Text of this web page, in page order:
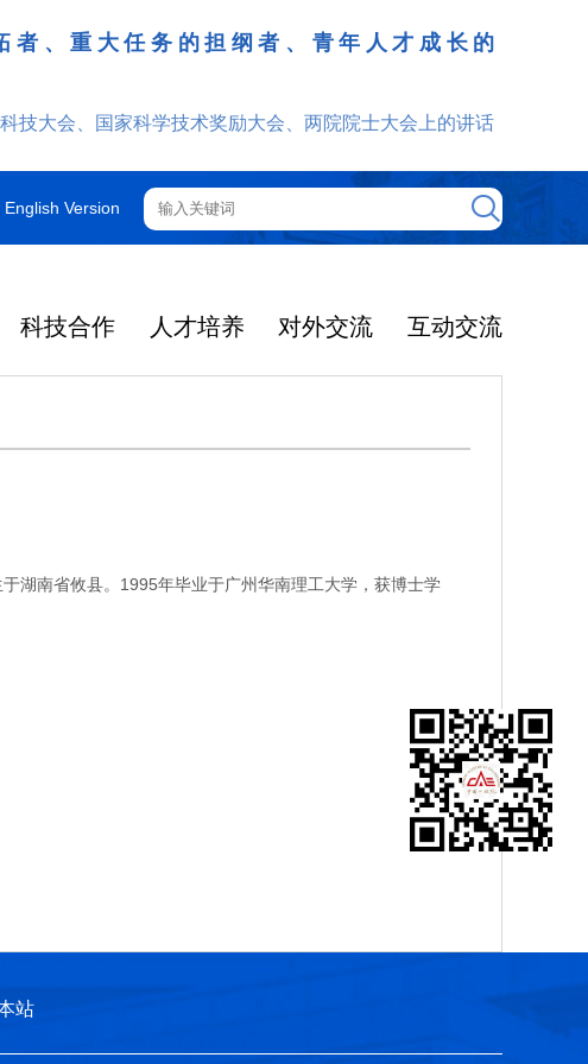
、重大任务的担纲者、青年人才成长的
大会、国家科学技术奖励大会、两院院士大会上的讲话
English Version
科技合作 人才培养 对外交流 互动交流
南省攸县。1995年毕业于广州华南理工大学，获博士学
站